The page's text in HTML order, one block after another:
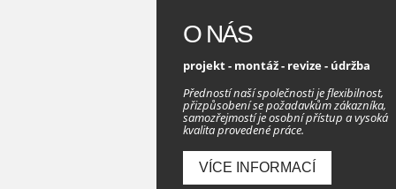
O NÁS
projekt - montáž - revize - údržba
Předností naší společnosti je flexibilnost,
přizpůsobení se požadavkům zákazníka,
samozřejmostí je osobní přístup a vysoká
kvalita provedené práce.
VÍCE INFORMACÍ